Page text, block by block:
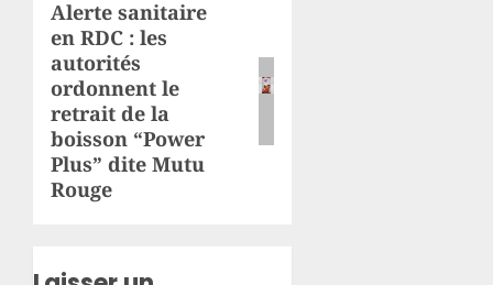
Article
suivant:
Alerte sanitaire
en RDC : les
autorités
ordonnent le
retrait de la
boisson “Power
Plus” dite Mutu
Rouge